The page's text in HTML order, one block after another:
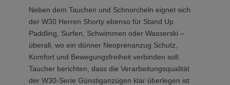
Neben dem Tauchen und Schnorcheln eignet sich
der W30 Herren Shorty ebenso für Stand Up
Paddling, Surfen, Schwimmen oder Wasserski –
überall, wo ein dünner Neoprenanzug Schutz,
Komfort und Bewegungsfreiheit verbinden soll.
Taucher berichten, dass die Verarbeitungsqualität
der W30-Serie Günstiganzügen klar überlegen ist